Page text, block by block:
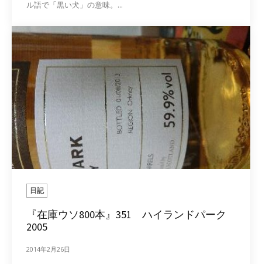
ル語で「黒い犬」の意味。...
日記
『在庫ウソ800本』351 ハイランドパーク
2005
2014年2月26日